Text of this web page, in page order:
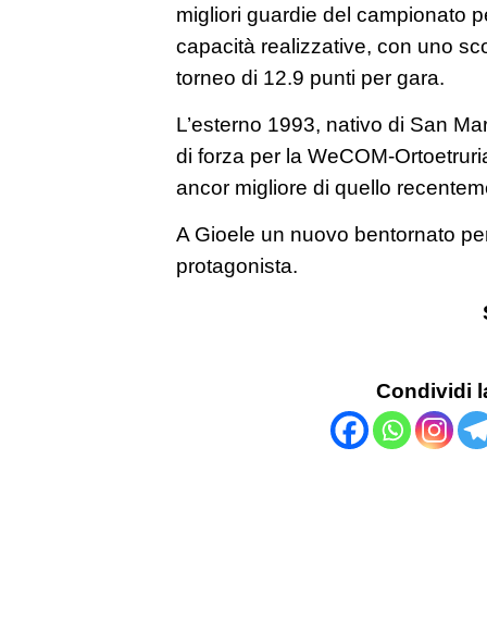
migliori guardie del campionato
capacità realizzative, con uno
torneo di 12.9 punti per gara.
L’esterno 1993, nativo di San
di forza per la WeCOM-
ancor migliore di quello
A Gioele un nuovo bentornato
protagonista.
Condividi